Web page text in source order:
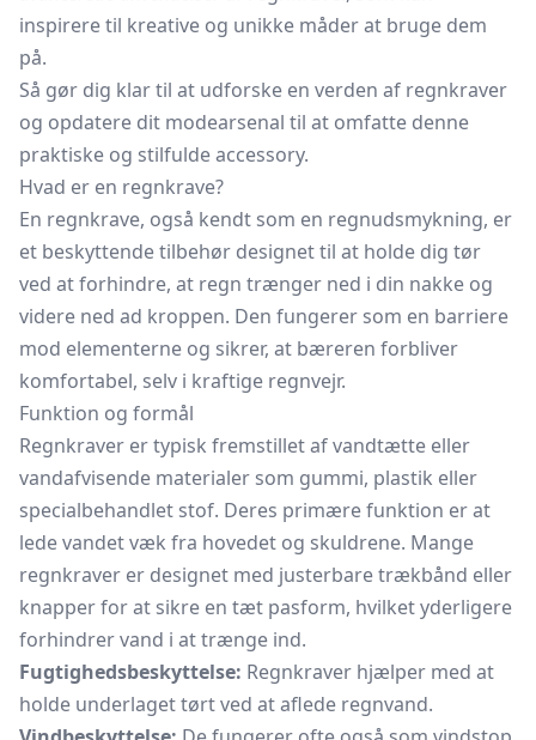
inspirere til kreative og unikke måder at bruge dem
på.
Så gør dig klar til at udforske en verden af regnkraver
og opdatere dit modearsenal til at omfatte denne
praktiske og stilfulde accessory.
Hvad er en regnkrave?
En regnkrave, også kendt som en regnudsmykning, er
et beskyttende tilbehør designet til at holde dig tør
ved at forhindre, at regn trænger ned i din nakke og
videre ned ad kroppen. Den fungerer som en barriere
mod elementerne og sikrer, at bæreren forbliver
komfortabel, selv i kraftige regnvejr.
Funktion og formål
Regnkraver er typisk fremstillet af vandtætte eller
vandafvisende materialer som gummi, plastik eller
specialbehandlet stof. Deres primære funktion er at
lede vandet væk fra hovedet og skuldrene. Mange
regnkraver er designet med justerbare trækbånd eller
knapper for at sikre en tæt pasform, hvilket yderligere
forhindrer vand i at trænge ind.
Fugtighedsbeskyttelse: Regnkraver hjælper med at
holde underlaget tørt ved at aflede regnvand.